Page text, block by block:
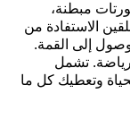
مبطنة،
الاستفادة من
إلى القمة.
تشمل
وتعطيك كل ما